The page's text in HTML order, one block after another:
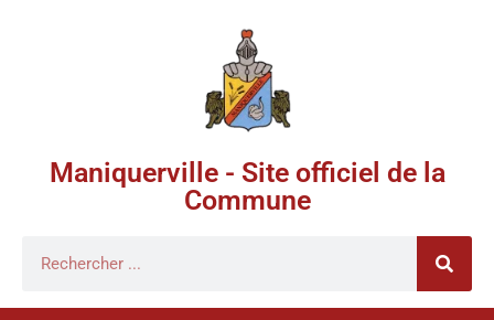
Maniquerville - Site officiel de la
Commune